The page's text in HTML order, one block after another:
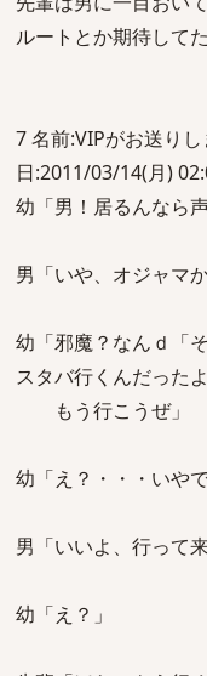
ルートとか期待して
7 名前:VIPがお送り
日:2011/03/14(月)
幼「男！居るんなら
男「いや、オジャマ
幼「邪魔？なんｄ「
スタバ行くんだった
もう行こうぜ」
幼「え？・・・いや
男「いいよ、行って来
幼「え？」